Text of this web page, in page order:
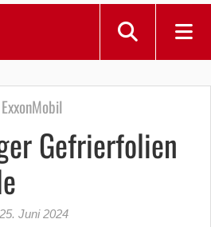
Gefrierfolien
25. Juni 2024